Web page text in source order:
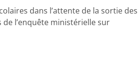
dans l’attente de la sortie des
l’enquête ministérielle sur